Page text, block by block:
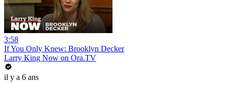
3:58
If You Only Knew: Brooklyn Decker
Larry King Now on Ora.TV
il y a 6 ans